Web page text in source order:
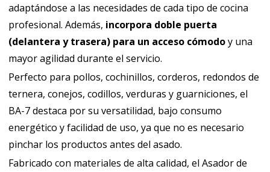
adaptándose a las necesidades de cada tipo de cocina
profesional. Además, incorpora doble puerta
(delantera y trasera) para un acceso cómodoy una
mayor agilidad durante el servicio.
Perfecto para pollos, cochinillos, corderos, redondos de
ternera, conejos, codillos, verduras y guarniciones, el
BA-7 destaca por su versatilidad, bajo consumo
energético y facilidad de uso, ya que no es necesario
pinchar los productos antes del asado.
Fabricado con materiales de alta calidad, el Asador de